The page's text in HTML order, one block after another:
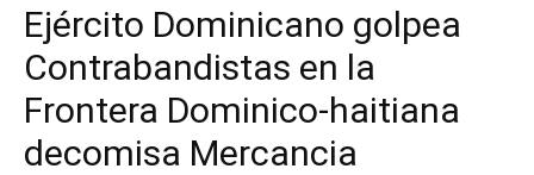
Ejército Dominicano golpea
Contrabandistas en la
Frontera Dominico-haitiana
decomisa Mercancia